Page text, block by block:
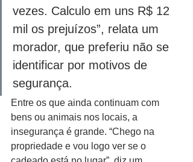
vezes. Calculo em uns R$ 12
mil os prejuízos”, relata um
morador, que preferiu não se
identificar por motivos de
segurança.
Entre os que ainda continuam com
bens ou animais nos locais, a
insegurança é grande. “Chego na
propriedade e vou logo ver se o